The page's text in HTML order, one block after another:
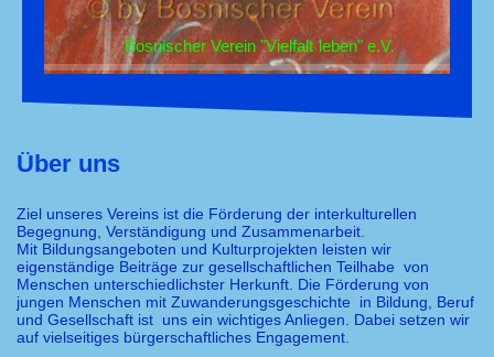
Bosnischer Verein "Vielfalt leben" e.V.
Über uns
Ziel unseres Vereins ist die Förderung der interkulturellen
Begegnung, Verständigung und Zusammenarbeit.
Mit Bildungsangeboten und Kulturprojekten leisten wir
eigenständige Beiträge zur gesellschaftlichen Teilhabe von
Menschen unterschiedlichster Herkunft. Die Förderung von
jungen Menschen mit Zuwanderungsgeschichte in Bildung, Beruf
und Gesellschaft ist uns ein wichtiges Anliegen. Dabei setzen wir
auf vielseitiges bürgerschaftliches Engagement.